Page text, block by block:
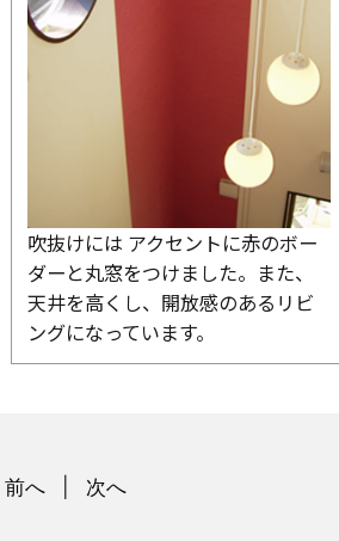
吹抜けには アクセントに赤のボー
ダーと丸窓をつけました。また、
天井を高くし、開放感のあるリビ
ングになっています。
前へ 次へ